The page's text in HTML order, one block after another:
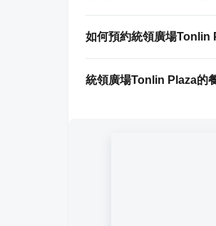
如何預約統領廣場Tonlin
統領廣場Tonlin Plaza的